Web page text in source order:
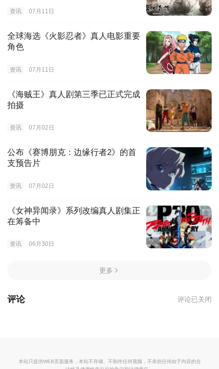
资讯 07月11日
全球海选《火影忍者》真人电影重要
角色
资讯 07月11日
《海贼王》真人剧第三季已正式完成
拍摄
资讯 07月02日
公布《赛博朋克：边缘行者2》的首
支预告片
资讯 07月02日
《女神异闻录》系列改编真人剧集正
在筹备中
资讯 06月30日
更多
评论 评论已关闭
本站只提供WEB页面服务，本站不存储、不制作任何视频，不承担任何由于内容的合